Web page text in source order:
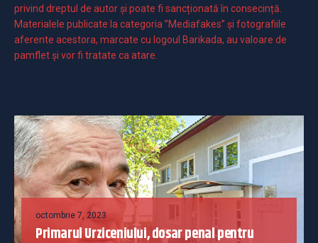
privind dreptul de autor și poate fi sancționată în consecință.
Materialele publicate la categoria ”Mediafakes” și fotografiile
aferente acestora, marcate cu logoul Barikada, au valoare de
pamflet și vor fi tratate ca atare.
octombrie 7, 2023
Primarul Urziceniului, dosar penal pentru